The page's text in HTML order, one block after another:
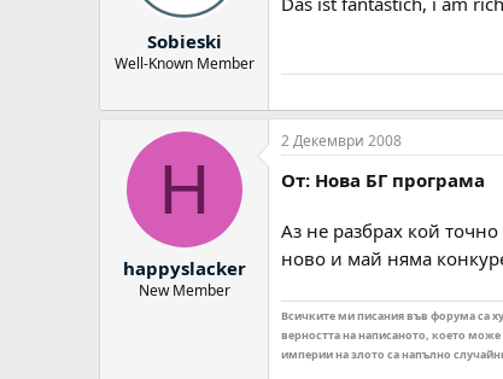
Sobieski
Well-Known Member
H
happyslacker
New Member
2 Декември 2008
От: Нова БГ програма
Аз не разбрах кой
ново и май няма
Всичките ми писания във форума са
верността на написаното, което
империи на злото са напълно